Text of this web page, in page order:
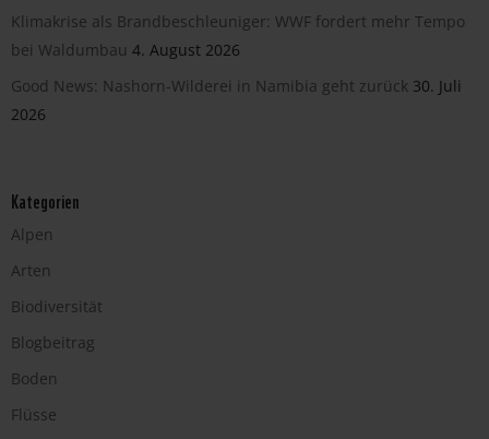
Klimakrise als Brandbeschleuniger: WWF fordert mehr Tempo
bei Waldumbau 4. August 2026
Good News: Nashorn-Wilderei in Namibia geht zurück 30. Juli
2026
Kategorien
Alpen
Arten
Biodiversität
Blogbeitrag
Boden
Flüsse